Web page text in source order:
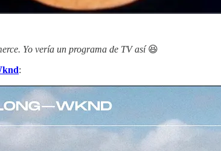
Yo vería un programa de TV así😆
: